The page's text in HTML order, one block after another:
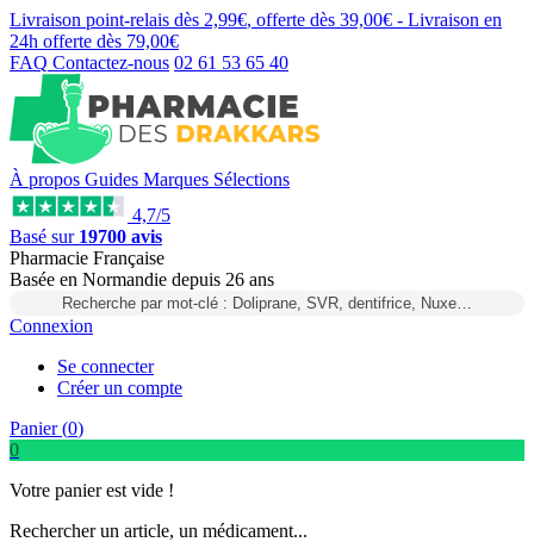
Livraison point-relais dès 2,99€, offerte dès 39,00€ - Livraison en
24h offerte dès 79,00€
FAQ Contactez-nous 02 61 53 65 40
À propos Guides Marques Sélections
4,7/5
Basé sur 19700 avis
Pharmacie Française
Basée en Normandie depuis 26 ans
Recherche par mot-clé : Doliprane, SVR, dentifrice, Nuxe…
Connexion
Se connecter
Créer un compte
Panier (0)
0
Votre panier est vide !
Rechercher un article, un médicament...